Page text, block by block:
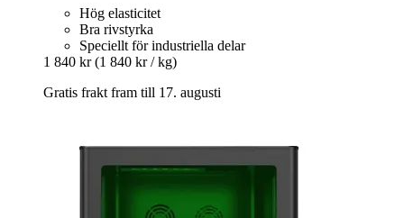
Hög elasticitet
Bra rivstyrka
Speciellt för industriella delar
1 840 kr (1 840 kr / kg)
Gratis frakt fram till 17. augusti